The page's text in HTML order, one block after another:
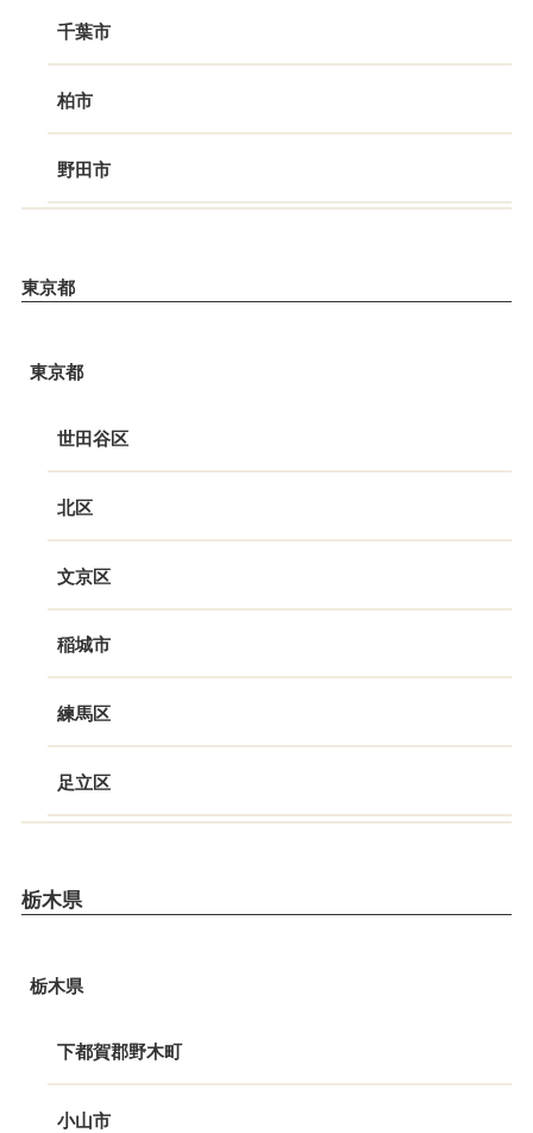
千葉市
柏市
野田市
東京都
東京都
世田谷区
北区
文京区
稲城市
練馬区
足立区
栃木県
栃木県
下都賀郡野木町
小山市